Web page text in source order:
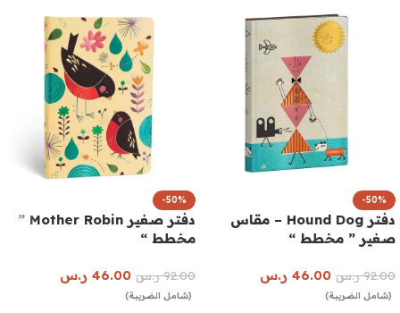
-50%
دفتر Hound Dog – مقاس
صغير ” مخطط “
92.00 ر.س 46.00 ر.س
(شامل الضريبة)
-50%
دفتر صغير Mother Robin ”
مخطط “
92.00 ر.س 46.00 ر.س
(شامل الضريبة)